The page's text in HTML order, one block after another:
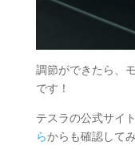
調節ができたら、
です！
テスラの公式サイ
らからも確認して